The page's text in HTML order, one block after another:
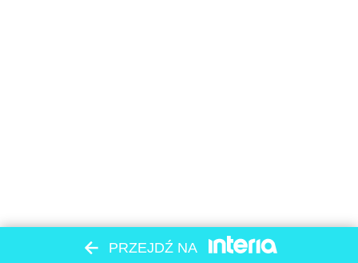
PRZEJDŹ NA